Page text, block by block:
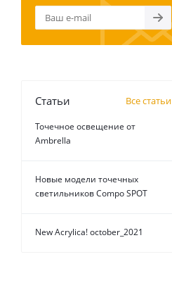
Статьи Все статьи
Точечное освещение от
Ambrella
Новые модели точечных
светильников Compo SPOT
New Acrylica! october_2021